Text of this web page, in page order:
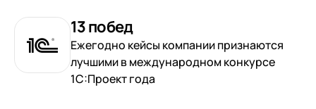
13 побед
Ежегодно кейсы компании признаются
лучшими в международном конкурсе
1С:Проект года